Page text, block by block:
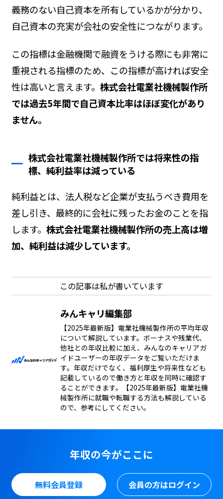
義務のない自己資本を所有しているかが分かり、
自己資本の充実が会社の安全性につながります。
この指標は金融機関で融資をうける際にも非常に
重視される指標のため、この指標が高ければ安全
性は高いと言えます。 株式会社電業社機械製作所
では過去5年間で自己資本比率はほぼ変化があり
ません。
株式会社電業社機械製作所では将来性の指
標、純利益率は減っている
純利益とは、法人税など企業が支払うべき費用を
差し引き、最終的に会社に残ったお金のことを指
します。 株式会社電業社機械製作所の売上高は増
加、純利益は減少しています。
この記事は私が書いています
みんキャリ編集部
【2025年最新版】電業社機械製作所の平均年収
について解説しています。ボーナスや残業代、
他社との年収比較に加え、みんなのキャリアガ
イドユーザーの年収データをご覧いただけま
す。年収だけでなく、福利厚生や将来性なども
記載しているので働き方と年収を同時に確認す
ることができます。【2025年最新版】電業社機
械製作所に就職や転職する方法も解説している
ので、参考にしてください。
年収の今がここに
無料会員登録 会員の方はログイン